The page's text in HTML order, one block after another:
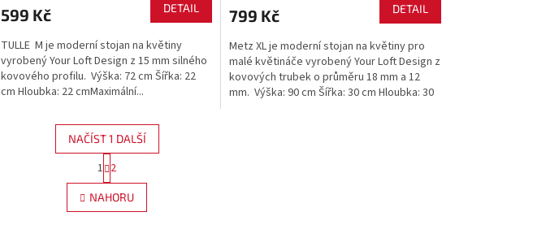
599 Kč DETAIL
TULLE M je moderní stojan na květiny
vyrobený Your Loft Design z 15 mm silného
kovového profilu. Výška: 72 cm Šířka: 22
cm Hloubka: 22 cmMaximální...
799 Kč DETAIL
Metz XL je moderní stojan na květiny pro
malé květináče vyrobený Your Loft Design z
kovových trubek o průměru 18 mm a 12
mm. Výška: 90 cm Šířka: 30 cm Hloubka: 30
O
v
l
NAČÍST 1 DALŠÍ
t
r
á
n
1 2
NAHORU